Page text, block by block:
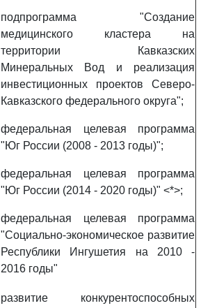
подпрограмма "Создание
медицинского кластера на
территории Кавказских
Минеральных Вод и реализация
инвестиционных проектов Северо-
Кавказского федерального округа";
федеральная целевая программа
"Юг России (2008 - 2013 годы)";
федеральная целевая программа
"Юг России (2014 - 2020 годы)" <*>;
федеральная целевая программа
"Социально-экономическое развитие
Республики Ингушетия на 2010 -
2016 годы"
развитие конкурентоспособных